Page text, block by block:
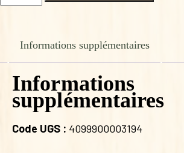
TOURNESOLInformations supplémentaires
Informations
supplémentaires
Code UGS : 4099900003194